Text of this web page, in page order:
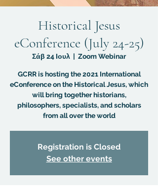
Historical Jesus
eConference (July 24-25)
Σάβ 24 Ιουλ
  |
Zoom Webinar
GCRR is hosting the 2021 International
eConference on the Historical Jesus, which
will bring together historians,
philosophers, specialists, and scholars
from all over the world
Registration is Closed
See other events